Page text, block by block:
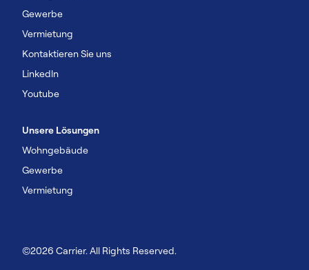
Gewerbe
Vermietung
Kontaktieren Sie uns
Linkedln
Youtube
Unsere Lösungen
Wohngebäude
Gewerbe
Vermietung
©2026 Carrier. All Rights Reserved.